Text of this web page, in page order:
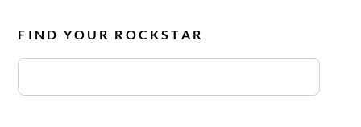
FIND YOUR ROCKSTAR